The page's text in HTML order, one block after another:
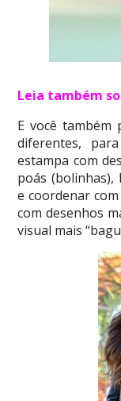
Leia também
E você também
diferentes,
estampa com
poás (bolinhas),
e coordenar
com desenhos
visual mais